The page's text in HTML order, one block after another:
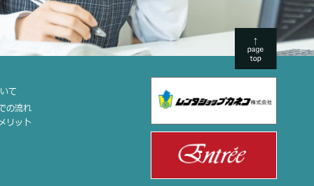
て
の流れ
リット